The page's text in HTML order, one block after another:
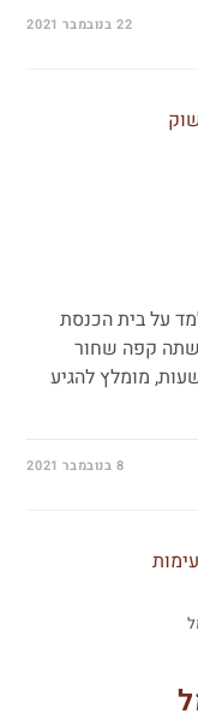
22 בנובמבר 2021
על בית הכנסת
קפה שחור
מומלץ להגיע
8 בנובמבר 2021